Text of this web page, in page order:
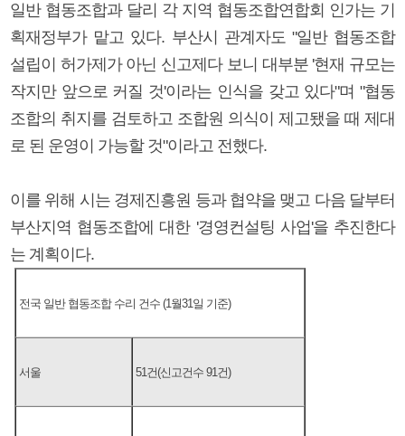
일반 협동조합과 달리 각 지역 협동조합연합회 인가는 기
획재정부가 맡고 있다. 부산시 관계자도 "일반 협동조합
설립이 허가제가 아닌 신고제다 보니 대부분 '현재 규모는
작지만 앞으로 커질 것'이라는 인식을 갖고 있다"며 "협동
조합의 취지를 검토하고 조합원 의식이 제고됐을 때 제대
로 된 운영이 가능할 것"이라고 전했다.
이를 위해 시는 경제진흥원 등과 협약을 맺고 다음 달부터
부산지역 협동조합에 대한 '경영컨설팅 사업'을 추진한다
는 계획이다.
전국 일반 협동조합 수리 건수 (1월31일 기준)
서울 51건(신고건수 91건)